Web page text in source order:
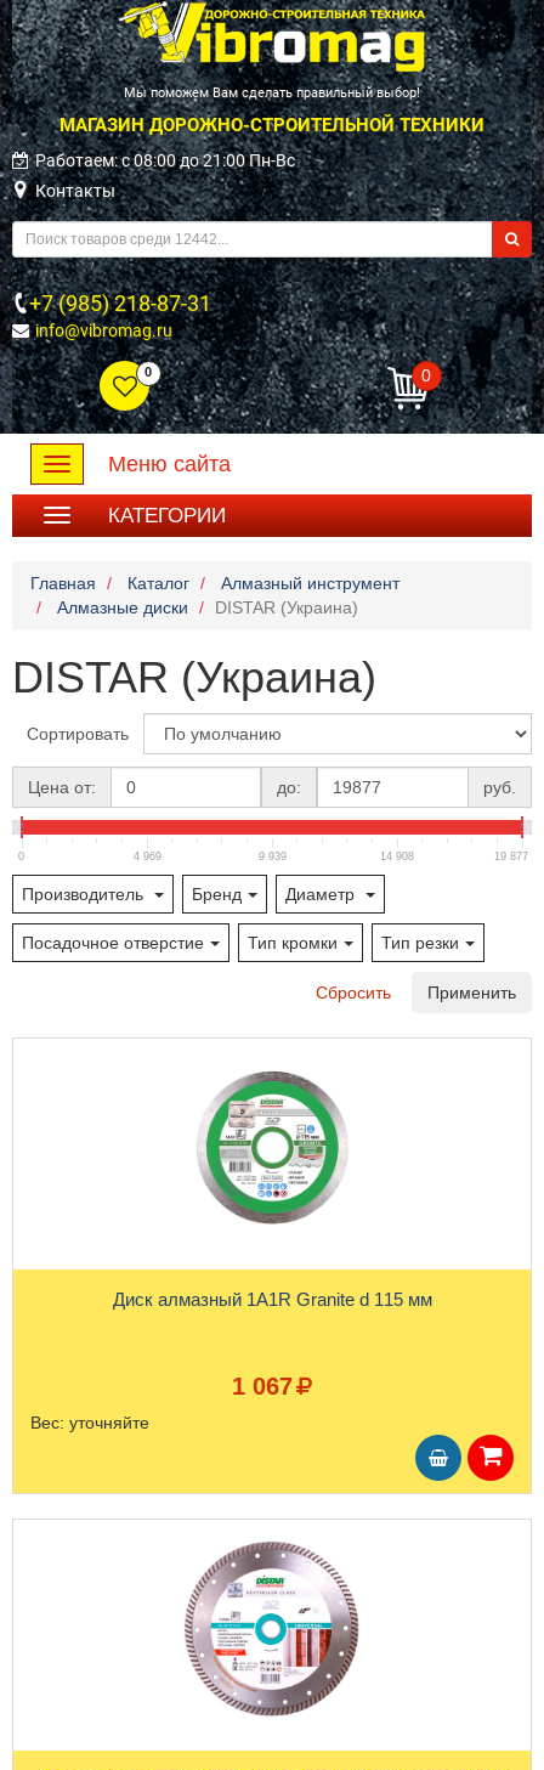
Мы поможем Вам сделать правильный выбор!
МАГАЗИН ДОРОЖНО-СТРОИТЕЛЬНОЙ ТЕХНИКИ
Работаем: c 08:00 до 21:00 Пн-Вс
Контакты
+7 (985) 218-87-31
info@vibromag.ru
0 0
Toggle
navigation
Меню сайта
КАТЕГОРИИ
Главная Каталог
Алмазный инструмент
Алмазные диски
DISTAR (Украина)
DISTAR (Украина)
Сортировать
Цена от: до: руб.
0 4 969 9 939 14 908 19 877
Производитель Бренд Диаметр
Посадочное отверстие Тип кромки Тип резки
Сбросить Применить
Диск алмазный 1A1R Granite d 115 мм
1 067
Вес: уточняйте